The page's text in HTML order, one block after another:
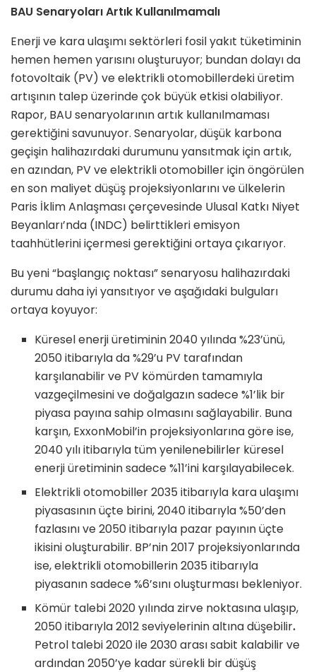
BAU Senaryoları Artık Kullanılmamalı
Enerji ve kara ulaşımı sektörleri fosil yakıt tüketiminin
hemen hemen yarısını oluşturuyor; bundan dolayı da
fotovoltaik (PV) ve elektrikli otomobillerdeki üretim
artışının talep üzerinde çok büyük etkisi olabiliyor.
Rapor, BAU senaryolarının artık kullanılmaması
gerektiğini savunuyor. Senaryolar, düşük karbona
geçişin halihazırdaki durumunu yansıtmak için artık,
en azından, PV ve elektrikli otomobiller için öngörülen
en son maliyet düşüş projeksiyonlarını ve ülkelerin
Paris İklim Anlaşması çerçevesinde Ulusal Katkı Niyet
Beyanları’nda (INDC) belirttikleri emisyon
taahhütlerini içermesi gerektiğini ortaya çıkarıyor.
Bu yeni “başlangıç noktası” senaryosu halihazırdaki
durumu daha iyi yansıtıyor ve aşağıdaki bulguları
ortaya koyuyor:
Küresel enerji üretiminin 2040 yılında %23’ünü,
2050 itibarıyla da %29’u PV tarafından
karşılanabilir ve PV kömürden tamamıyla
vazgeçilmesini ve doğalgazın sadece %1’lik bir
piyasa payına sahip olmasını sağlayabilir. Buna
karşın, ExxonMobil’in projeksiyonlarına göre ise,
2040 yılı itibarıyla tüm yenilenebilirler küresel
enerji üretiminin sadece %11’ini karşılayabilecek.
Elektrikli otomobiller 2035 itibarıyla kara ulaşımı
piyasasının üçte birini, 2040 itibarıyla %50’den
fazlasını ve 2050 itibarıyla pazar payının üçte
ikisini oluşturabilir. BP’nin 2017 projeksiyonlarında
ise, elektrikli otomobillerin 2035 itibarıyla
piyasanın sadece %6’sını oluşturması bekleniyor.
Kömür talebi 2020 yılında zirve noktasına ulaşıp,
2050 itibarıyla 2012 seviyelerinin altına düşebilir.
Petrol talebi 2020 ile 2030 arası sabit kalabilir ve
ardından 2050’ye kadar sürekli bir düşüş